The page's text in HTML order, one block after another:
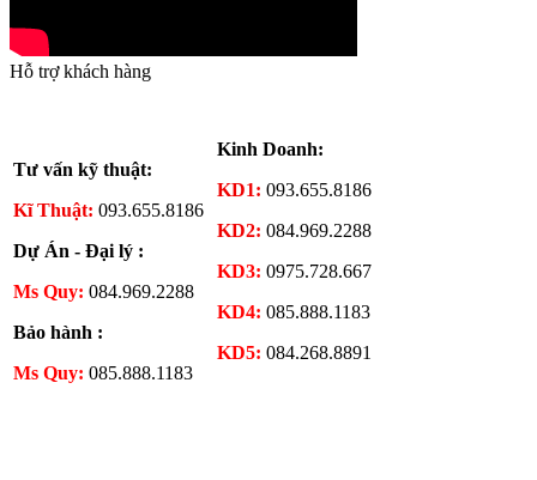
Hỗ trợ khách hàng
Tư vấn kỹ thuật:
Kĩ Thuật: 093.655.8186
Dự Án - Đại lý :
Ms Quy: 084.969.2288
Bảo hành :
Ms Quy: 085.888.1183
Kinh Doanh:
KD1: 093.655.8186
KD2: 084.969.2288
KD3: 0975.728.667
KD4: 085.888.1183
KD5: 084.268.8891